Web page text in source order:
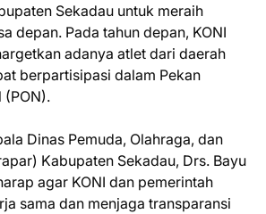
Sekadau untuk meraih
depan. Pada tahun depan, KONI
adanya atlet dari daerah
berpartisipasi dalam Pekan
(PON).
Dinas Pemuda, Olahraga, dan
Kabupaten Sekadau, Drs. Bayu
agar KONI dan pemerintah
sama dan menjaga transparansi